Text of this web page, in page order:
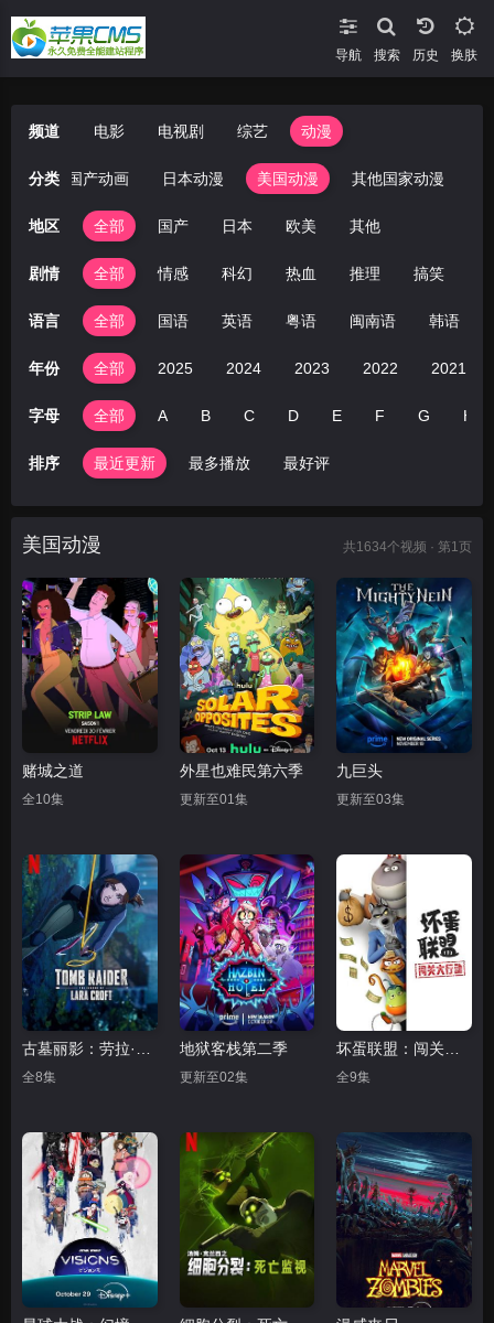
导航 搜索 换肤
频道 电影 电视剧 综艺 动漫
分类
全部 国产动画 日本动漫 美国动漫 其他国家动漫
地区 全部 国产 日本 欧美 其他
剧情 全部 情感 科幻 热血 推理 搞笑
语言 全部 国语 英语 粤语 闽南语 韩语
年份 全部 2025 2024 2023 2022 2021
字母 全部 A B C D E F G H
排序 最近更新 最多播放 最好评
美国动漫 共1634个视频 · 第1页
赌城之道
全10集
外星也难民第六季
更新至01集
九巨头
更新至03集
全8集
地狱客栈第二季
更新至02集 全9集